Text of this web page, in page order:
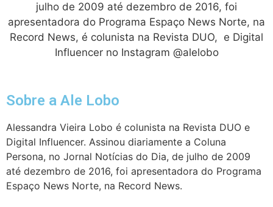
julho de 2009 até dezembro de 2016, foi
apresentadora do Programa Espaço News Norte, na
Record News, é colunista na Revista DUO, e Digital
Influencer no Instagram @alelobo
Sobre a Ale Lobo
Alessandra Vieira Lobo é colunista na Revista DUO e
Digital Influencer. Assinou diariamente a Coluna
Persona, no Jornal Notícias do Dia, de julho de 2009
até dezembro de 2016, foi apresentadora do Programa
Espaço News Norte, na Record News.